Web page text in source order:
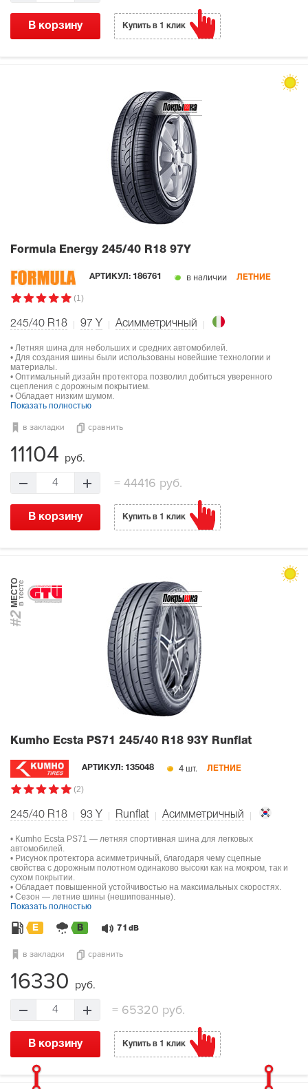
В корзину Купить в 1 клик
Formula Energy 245/40 R18 97Y
АРТИКУЛ: 186761 в наличии ЛЕТНИЕ
(1)
245/40 R18 97 Y Асимметричный
• Летняя шина для небольших и средних автомобилей.
• Для создания шины были использованы новейшие технологии и
материалы.
• Оптимальный дизайн протектора позволил добиться уверенного
сцепления с дорожным покрытием.
• Обладает низким шумом.
Показать полностью
в закладки сравнить
11104 руб.
4 = 44416 руб.
В корзину Купить в 1 клик
#2
МЕСТОв тесте
Kumho Ecsta PS71 245/40 R18 93Y Runflat
АРТИКУЛ: 135048 4 шт. ЛЕТНИЕ
(2)
245/40 R18 93 Y Runflat Асимметричный
• Kumho Ecsta PS71 — летняя спортивная шина для легковых
автомобилей.
• Рисунок протектора асимметричный, благодаря чему сцепные
свойства с дорожным полотном одинаково высоки как на мокром, так и
сухом покрытии.
• Обладает повышенной устойчивостью на максимальных скоростях.
• Сезон — летние шины (нешипованные).
Показать полностью
E B 71 dB
в закладки сравнить
16330 руб.
4 =65320 руб.
В корзину Купить в 1 клик